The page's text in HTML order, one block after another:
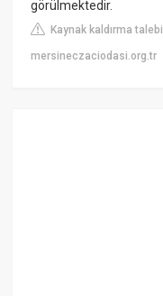
görülmektedir.
Kaynak kaldırma talebi
mersineczaciodasi.org.tr